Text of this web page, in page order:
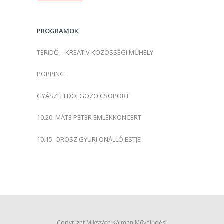
:PROGRAMOK
TÉRIDŐ – KREATÍV KÖZÖSSÉGI MŰHELY
POPPING
GYÁSZFELDOLGOZÓ CSOPORT
10.20. MÁTÉ PÉTER EMLÉKKONCERT
10.15. OROSZ GYURI ÖNÁLLÓ ESTJE